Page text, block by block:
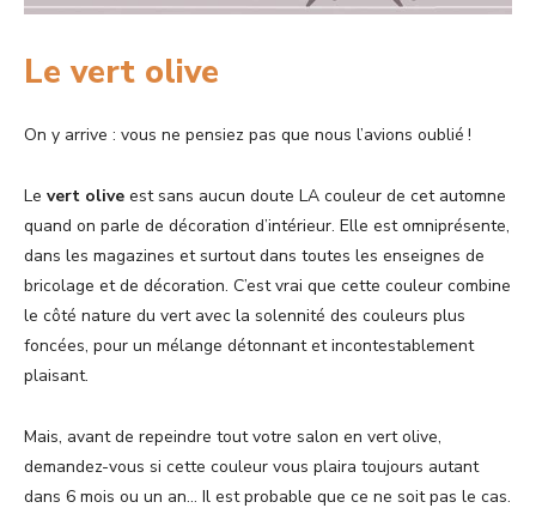
Le vert olive
On y arrive : vous ne pensiez pas que nous l’avions oublié !
Le vert olive est sans aucun doute LA couleur de cet automne
quand on parle de décoration d’intérieur. Elle est omniprésente,
dans les magazines et surtout dans toutes les enseignes de
bricolage et de décoration. C’est vrai que cette couleur combine
le côté nature du vert avec la solennité des couleurs plus
foncées, pour un mélange détonnant et incontestablement
plaisant.
Mais, avant de repeindre tout votre salon en vert olive,
demandez-vous si cette couleur vous plaira toujours autant
dans 6 mois ou un an… Il est probable que ce ne soit pas le cas.